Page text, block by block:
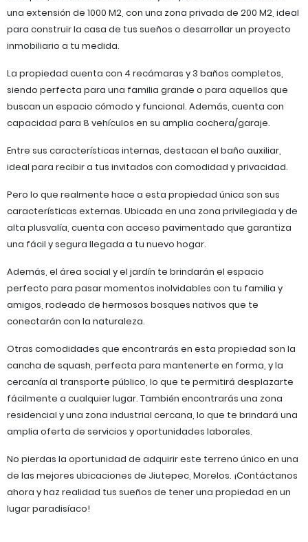
una extensión de 1000 M2, con una zona privada de 200 M2, ideal
para construir la casa de tus sueños o desarrollar un proyecto
inmobiliario a tu medida.
La propiedad cuenta con 4 recámaras y 3 baños completos,
siendo perfecta para una familia grande o para aquellos que
buscan un espacio cómodo y funcional. Además, cuenta con
capacidad para 8 vehículos en su amplia cochera/garaje.
Entre sus características internas, destacan el baño auxiliar,
ideal para recibir a tus invitados con comodidad y privacidad.
Pero lo que realmente hace a esta propiedad única son sus
características externas. Ubicada en una zona privilegiada y de
alta plusvalía, cuenta con acceso pavimentado que garantiza
una fácil y segura llegada a tu nuevo hogar.
Además, el área social y el jardín te brindarán el espacio
perfecto para pasar momentos inolvidables con tu familia y
amigos, rodeado de hermosos bosques nativos que te
conectarán con la naturaleza.
Otras comodidades que encontrarás en esta propiedad son la
cancha de squash, perfecta para mantenerte en forma, y la
cercanía al transporte público, lo que te permitirá desplazarte
fácilmente a cualquier lugar. También encontrarás una zona
residencial y una zona industrial cercana, lo que te brindará una
amplia oferta de servicios y oportunidades laborales.
No pierdas la oportunidad de adquirir este terreno único en una
de las mejores ubicaciones de Jiutepec, Morelos. ¡Contáctanos
ahora y haz realidad tus sueños de tener una propiedad en un
lugar paradisíaco!